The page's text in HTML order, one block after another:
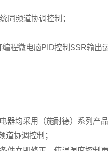
同频道协调控制；
程微电脑PID控制SSR输出
器均采用（施耐德）系列产品
道协调控制；